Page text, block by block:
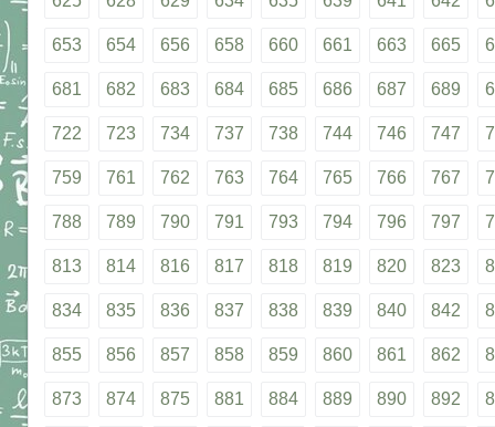
653 654 656 658 660 661 663 665
681 682 683 684 685 686 687 689
722 723 734 737 738 744 746 747
759 761 762 763 764 765 766 767
788 789 790 791 793 794 796 797
813 814 816 817 818 819 820 823
834 835 836 837 838 839 840 842
855 856 857 858 859 860 861 862
873 874 875 881 884 889 890 892